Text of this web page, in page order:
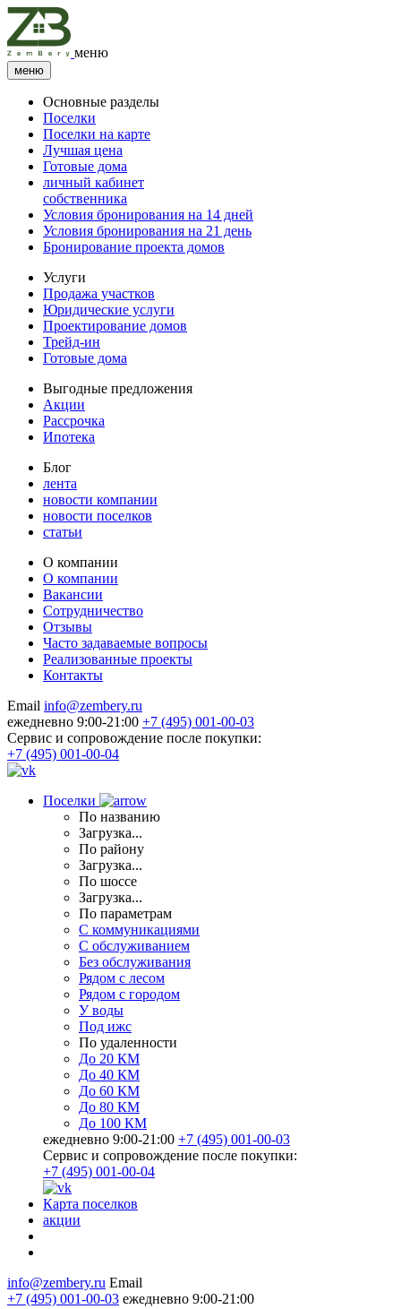
меню
меню
Основные разделы
Поселки
Поселки на карте
Лучшая цена
Готовые дома
личный кабинет
собственника
Условия бронирования на 14 дней
Условия бронирования на 21 день
Бронирование проекта домов
Услуги
Продажа участков
Юридические услуги
Проектирование домов
Трейд-ин
Готовые дома
Выгодные предложения
Акции
Рассрочка
Ипотека
Блог
лента
новости компании
новости поселков
статьи
О компании
О компании
Вакансии
Сотрудничество
Отзывы
Часто задаваемые вопросы
Реализованные проекты
Контакты
Email info@zembery.ru
ежедневно 9:00-21:00 +7 (495) 001-00-03
Cервис и сопровождение после покупки:
+7 (495) 001-00-04
Поселки
По названию
Загрузка...
По району
Загрузка...
По шоссе
Загрузка...
По параметрам
С коммуникациями
С обслуживанием
Без обслуживания
Рядом с лесом
Рядом с городом
У воды
Под ижс
По удаленности
До 20 КМ
До 40 КМ
До 60 КМ
До 80 КМ
До 100 КМ
ежедневно 9:00-21:00 +7 (495) 001-00-03
Cервис и сопровождение после покупки:
+7 (495) 001-00-04
Карта поселков
акции
info@zembery.ru Email
+7 (495) 001-00-03 ежедневно 9:00-21:00